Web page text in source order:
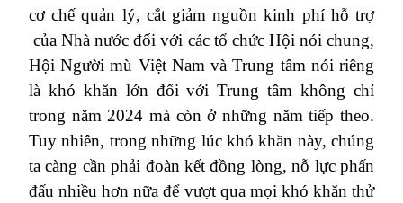
cơ chế quản lý, cắt giảm nguồn kinh phí hỗ trợ
của Nhà nước đối với các tổ chức Hội nói chung,
Hội Người mù Việt Nam và Trung tâm nói riêng
là khó khăn lớn đối với Trung tâm không chỉ
trong năm 2024 mà còn ở những năm tiếp theo.
Tuy nhiên, trong những lúc khó khăn này, chúng
ta càng cần phải đoàn kết đồng lòng, nỗ lực phấn
đấu nhiều hơn nữa để vượt qua mọi khó khăn thử